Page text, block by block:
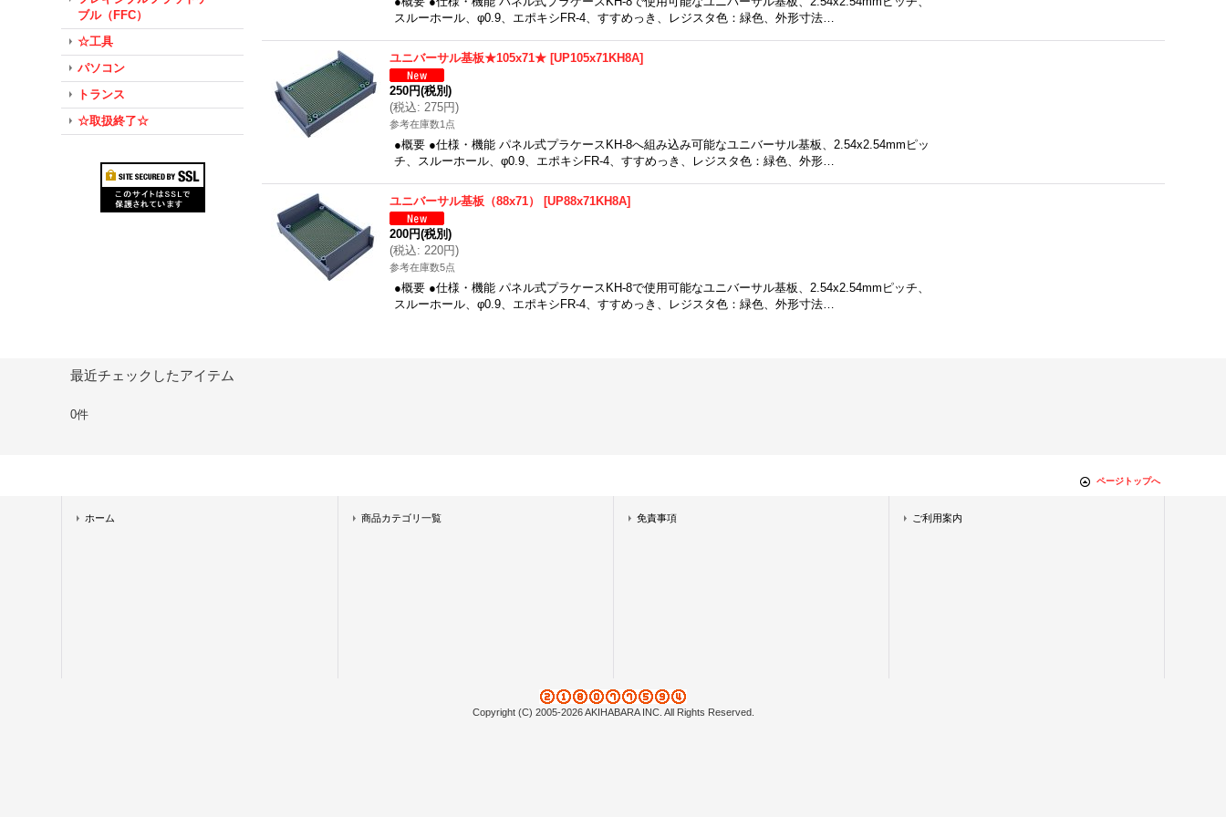
ブル（FFC）
☆工具
パソコン
トランス
☆取扱終了☆
スルーホール、φ0.9、エポキシFR-4、すすめっき、レジスタ色：緑色、外形寸法…
ユニバーサル基板★105x71★ [UP105x71KH8A]
250円(税別)
(税込: 275円)
参考在庫数1点
●概要 ●仕様・機能 パネル式プラケースKH-8へ組み込み可能なユニバーサル基板、2.54x2.54mmピッ
チ、スルーホール、φ0.9、エポキシFR-4、すすめっき、レジスタ色：緑色、外形…
ユニバーサル基板（88x71） [UP88x71KH8A]
200円(税別)
(税込: 220円)
参考在庫数5点
●概要 ●仕様・機能 パネル式プラケースKH-8で使用可能なユニバーサル基板、2.54x2.54mmピッチ、
スルーホール、φ0.9、エポキシFR-4、すすめっき、レジスタ色：緑色、外形寸法…
最近チェックしたアイテム
0件
ページトップへ
ホーム 商品カテゴリ一覧 免責事項 ご利用案内
Copyright (C) 2005-2026 AKIHABARA INC. All Rights Reserved.